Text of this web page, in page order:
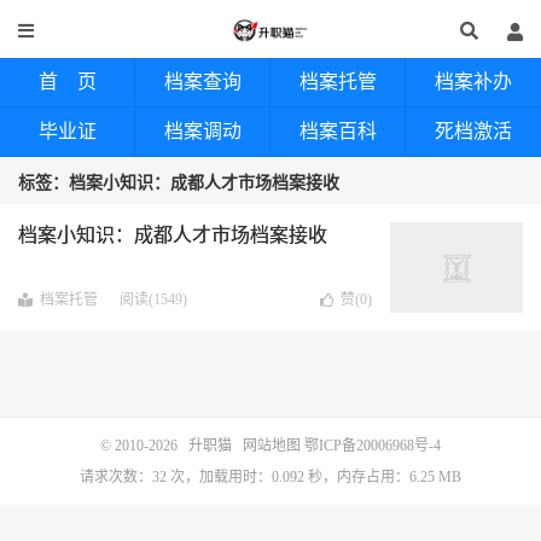
首 页 档案查询 档案托管 档案补办
毕业证 档案调动 档案百科 死档激活
标签：档案小知识：成都人才市场档案接收
档案小知识：成都人才市场档案接收
档案托管 阅读(1549) 赞(0)
© 2010-2026 升职猫 网站地图 鄂ICP备20006968号-4
请求次数：32 次，加载用时：0.092 秒，内存占用：6.25 MB